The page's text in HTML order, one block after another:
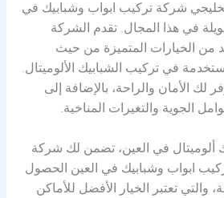
شركة تركيب ابواب وشبابيك في
في هذا المجال. تقدم الشركة
من الخيارات المتميزة من حيث
في تركيب الشبابيك الألوميتال.
لك الأمان والراحة، بالإضافة إلى
الجوية والتغيرات المناخية.
ألوميتال في العين، تضمن لك شركة
ابواب وشبابيك في العين الحصول
والتي تعتبر الخيار الأفضل للأماكن